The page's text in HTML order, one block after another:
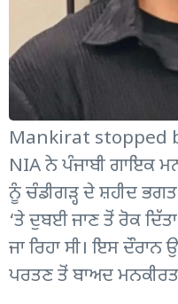
Mankirat stopped
NIA ਨੇ ਪੰਜਾਬੀ ਗਾਇਕ
ਨੂੰ ਚੰਡੀਗੜ੍ਹ ਦੇ ਸ਼ਹੀਦ
‘ਤੇ ਦੁਬਈ ਜਾਣ ਤੋਂ ਰੋਕ
ਜਾ ਰਿਹਾ ਸੀ। ਇਸ
ਪਰਤਣ ਤੋਂ ਬਾਅਦ